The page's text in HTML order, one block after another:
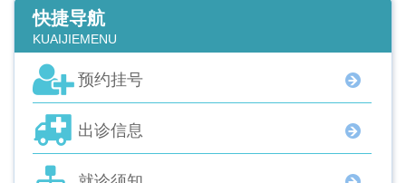
快捷导航
KUAIJIEMENU
预约挂号
出诊信息